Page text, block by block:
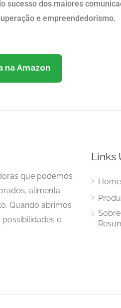
sucesso dos maiores
e empreendedorismo.
na Amazon
que podemos
alimenta
Quando abrimos
e
Links
Home